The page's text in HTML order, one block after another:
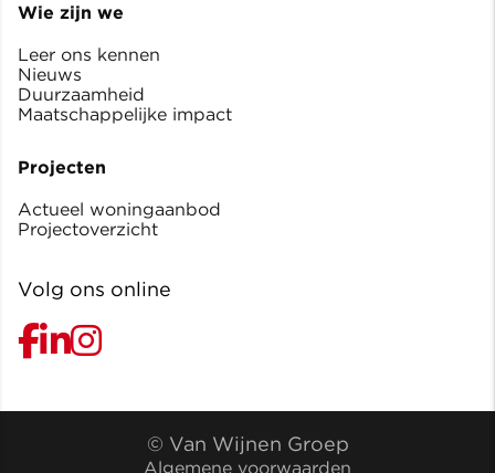
Wie zijn we
Leer ons kennen
Nieuws
Duurzaamheid
Maatschappelijke impact
Projecten
Actueel woningaanbod
Projectoverzicht
Volg ons online
© Van Wijnen Groep
Algemene voorwaarden